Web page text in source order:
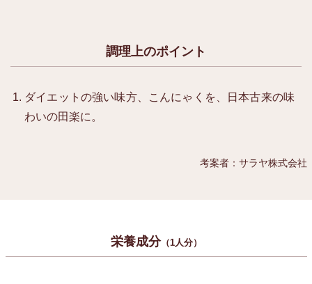
調理上のポイント
ダイエットの強い味方、こんにゃくを、日本古来の味
わいの田楽に。
考案者：サラヤ株式会社
栄養成分（1人分）